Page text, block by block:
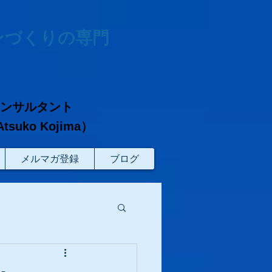
くりの専門
サルタント
Kojima）
メルマガ登録 ブログ